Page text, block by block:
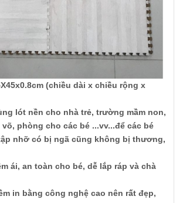
(chiều dài x chiều rộng x
lót nền cho nhà trẻ, trường mầm non,
phòng cho các bé ...vv...để các bé
nhỡ có bị ngã cũng không bị thương,
ái, an toàn cho bé, dễ lắp ráp và chà
in bằng công nghệ cao nên rất đẹp,